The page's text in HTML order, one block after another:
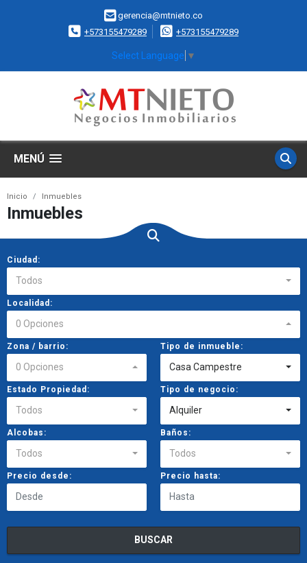
gerencia@mtnieto.co
+573155479289
+573155479289
Select Language ▼
MENÚ
Inicio Inmuebles
Inmuebles
Ciudad:
Todos
Localidad:
0 Opciones
Zona / barrio:
0 Opciones
Tipo de inmueble:
Casa Campestre
Estado Propiedad:
Todos
Tipo de negocio:
Alquiler
Alcobas:
Todos
Baños:
Todos
Precio desde: Precio hasta:
BUSCAR